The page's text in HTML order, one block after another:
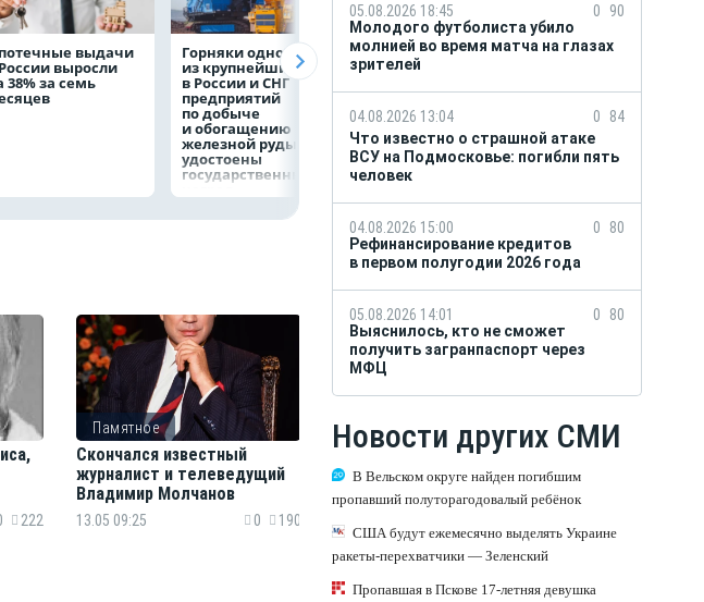
выдачи
выросли
38% за семь
Горняки одного
из крупнейших
в России и СНГ
предприятий
по добыче
и обогащению
железной руды
удостоены
государственных
наград
Объем продаж
кредитов
вырос на 64%
222
Памятное
Скончался известный
журналист и телеведущий
Владимир Молчанов
13.05 09:25 0 190
05.08.2026 18:45 0
90
Молодого футболиста убило
молнией во время матча на глазах
зрителей
04.08.2026 13:04 0
84
Что известно о страшной атаке
ВСУ на Подмосковье: погибли пять
человек
04.08.2026 15:00 0
80
Рефинансирование кредитов
в первом полугодии 2026 года
05.08.2026 14:01 0
80
Выяснилось, кто не сможет
получить загранпаспорт через
МФЦ
Новости других СМИ
В Вельском округе найден погибшим
пропавший полуторагодовалый ребёнок
США будут ежемесячно выделять Украине
ракеты-перехватчики — Зеленский
Пропавшая в Пскове 17-летняя девушка